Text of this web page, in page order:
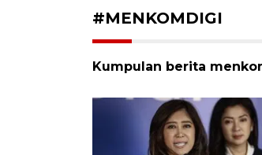
#MENKOMDIGI
Kumpulan berita